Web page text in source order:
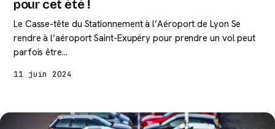
pour cet été !
Le Casse-tête du Stationnement à l’Aéroport de Lyon Se
rendre à l’aéroport Saint-Exupéry pour prendre un vol peut
parfois être…
11 juin 2024